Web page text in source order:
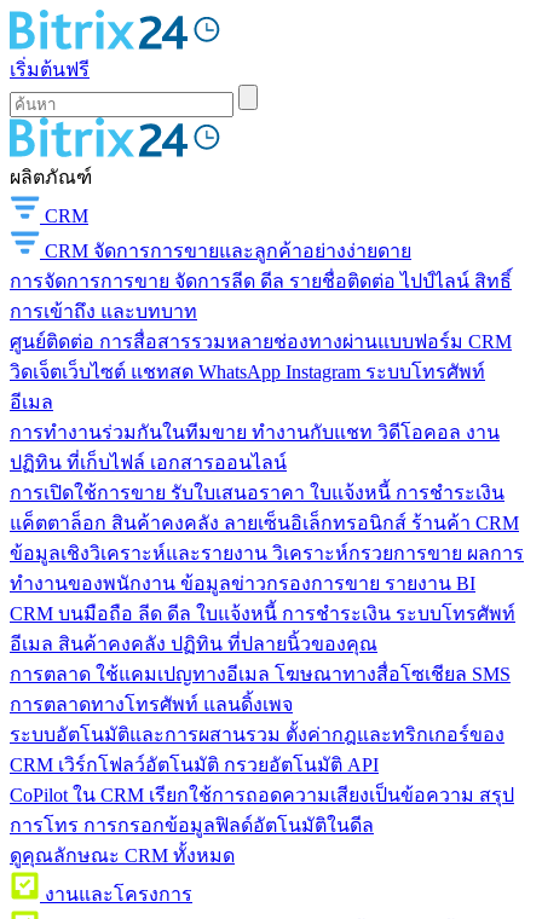
เริ่มต้นฟรี
ผลิตภัณฑ์
CRM
CRM จัดการการขายและลูกค้าอย่างง่ายดาย
การจัดการการขาย จัดการลีด ดีล รายชื่อติดต่อ ไปป์ไลน์ สิทธิ์
การเข้าถึง และบทบาท
ศูนย์ติดต่อ การสื่อสารรวมหลายช่องทางผ่านแบบฟอร์ม CRM
วิดเจ็ตเว็บไซต์ แชทสด WhatsApp Instagram ระบบโทรศัพท์
อีเมล
การทำงานร่วมกันในทีมขาย ทำงานกับแชท วิดีโอคอล งาน
ปฏิทิน ที่เก็บไฟล์ เอกสารออนไลน์
การเปิดใช้การขาย รับใบเสนอราคา ใบแจ้งหนี้ การชำระเงิน
แค็ตตาล็อก สินค้าคงคลัง ลายเซ็นอิเล็กทรอนิกส์ ร้านค้า CRM
ข้อมูลเชิงวิเคราะห์และรายงาน วิเคราะห์กรวยการขาย ผลการ
ทำงานของพนักงาน ข้อมูลข่าวกรองการขาย รายงาน BI
CRM บนมือถือ ลีด ดีล ใบแจ้งหนี้ การชำระเงิน ระบบโทรศัพท์
อีเมล สินค้าคงคลัง ปฏิทิน ที่ปลายนิ้วของคุณ
การตลาด ใช้แคมเปญทางอีเมล โฆษณาทางสื่อโซเชียล SMS
การตลาดทางโทรศัพท์ แลนดิ้งเพจ
ระบบอัตโนมัติและการผสานรวม ตั้งค่ากฎและทริกเกอร์ของ
CRM เวิร์กโฟลว์อัตโนมัติ กรวยอัตโนมัติ API
CoPilot ใน CRM เรียกใช้การถอดความเสียงเป็นข้อความ สรุป
การโทร การกรอกข้อมูลฟิลด์อัตโนมัติในดีล
ดูคุณลักษณะ CRM ทั้งหมด
งานและโครงการ